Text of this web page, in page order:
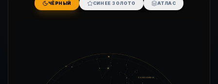
ЧЁРНЫЙ СИНЕЕ ЗОЛОТО АТЛАС